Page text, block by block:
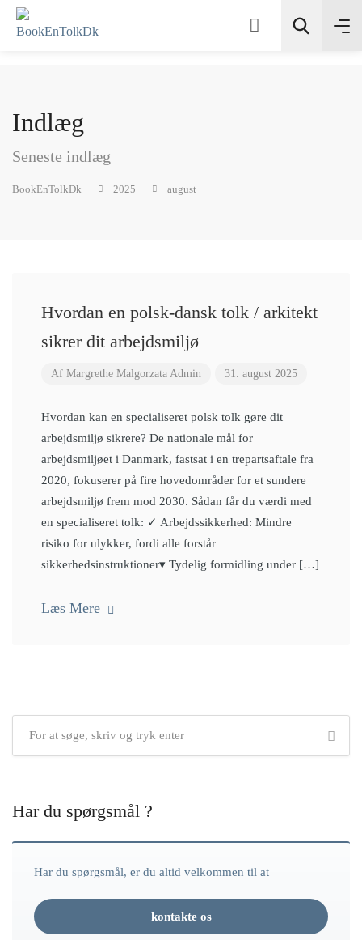
Indlæg
Seneste indlæg
BookEnTolkDk 2025 august
Hvordan en polsk‑dansk tolk / arkitekt
sikrer dit arbejdsmiljø
Af Margrethe Malgorzata Admin 31. august 2025
Hvordan kan en specialiseret polsk tolk gøre dit
arbejdsmiljø sikrere? De nationale mål for
arbejdsmiljøet i Danmark, fastsat i en trepartsaftale fra
2020, fokuserer på fire hovedområder for et sundere
arbejdsmiljø frem mod 2030. Sådan får du værdi med
en specialiseret tolk: ✓ Arbejdssikkerhed: Mindre
risiko for ulykker, fordi alle forstår
sikkerhedsinstruktioner▾ Tydelig formidling under […]
Læs Mere
Har du spørgsmål ?
Har du spørgsmål, er du altid velkommen til at
kontakte os